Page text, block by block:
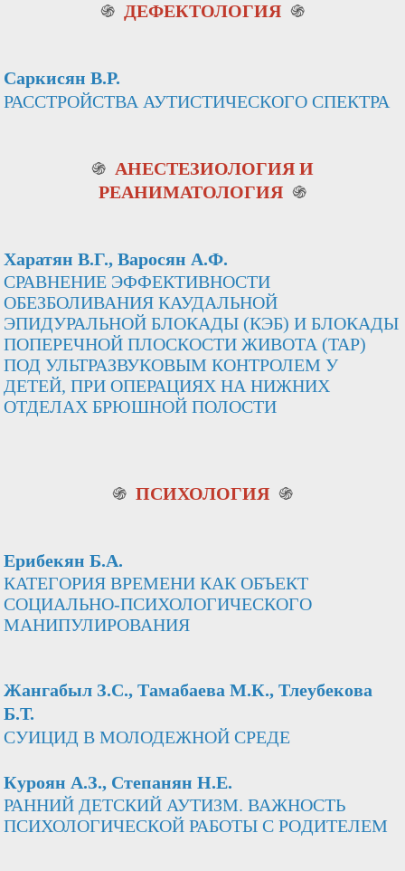
֍ ДЕФЕКТОЛОГИЯ ֍
Саркисян В.Р.
РАССТРОЙСТВА АУТИСТИЧЕСКОГО СПЕКТРА
֍ АНЕСТЕЗИОЛОГИЯ И
РЕАНИМАТОЛОГИЯ ֍
Харатян В.Г., Варосян А.Ф.
СРАВНЕНИЕ ЭФФЕКТИВНОСТИ
ОБЕЗБОЛИВАНИЯ КАУДАЛЬНОЙ
ЭПИДУРАЛЬНОЙ БЛОКАДЫ (КЭБ) И БЛОКАДЫ
ПОПЕРЕЧНОЙ ПЛОСКОСТИ ЖИВОТА (TAP)
ПОД УЛЬТРАЗВУКОВЫМ КОНТРОЛЕМ У
ДЕТЕЙ, ПРИ ОПЕРАЦИЯХ НА НИЖНИХ
ОТДЕЛАХ БРЮШНОЙ ПОЛОСТИ
֍ ПСИХОЛОГИЯ ֍
Ерибекян Б.А.
КАТЕГОРИЯ ВРЕМЕНИ КАК ОБЪЕКТ
СОЦИАЛЬНО-ПСИХОЛОГИЧЕСКОГО
МАНИПУЛИРОВАНИЯ
Жангабыл З.С., Тамабаева М.К., Тлеубекова
Б.Т.
СУИЦИД В МОЛОДЕЖНОЙ СРЕДЕ
Куроян А.З., Степанян Н.Е.
РАННИЙ ДЕТСКИЙ АУТИЗМ. ВАЖНОСТЬ
ПСИХОЛОГИЧЕСКОЙ РАБОТЫ С РOДИТЕЛЕМ